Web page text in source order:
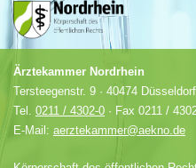
Ärztekammer Nordrhein
Tersteegenstr. 9 · 40474 Düsseldorf
Tel. 0211 / 4302-0 · Fax 0211 /
E-Mail: aerztekammer@aekno.de